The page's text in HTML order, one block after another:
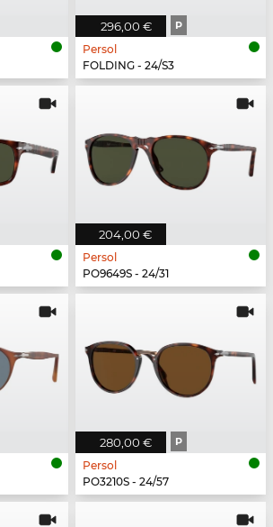
296,00 € P
Persol
FOLDING - 24/S3
204,00 €
Persol
PO9649S - 24/31
280,00 € P
Persol
PO3210S - 24/57